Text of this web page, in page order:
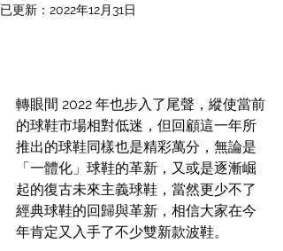
已更新： 2022年12月31日
轉眼間 2022 年也步入了尾聲，縱使當前
的球鞋市場相對低迷，但回顧這一年所
推出的球鞋同樣也是精彩萬分，無論是
「一體化」球鞋的革新，又或是逐漸崛
起的復古未來主義球鞋，當然更少不了
經典球鞋的回歸與革新，相信大家在今
年肯定又入手了不少雙新款波鞋。